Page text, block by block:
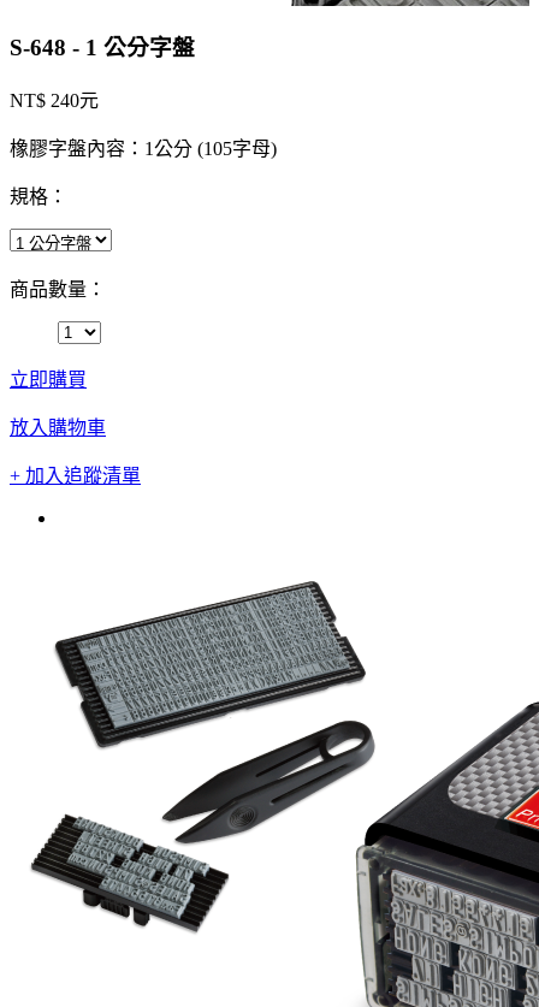
S-648 - 1 公分字盤
NT$ 240元
橡膠字盤內容：1公分 (105字母)
規格：
商品數量：
立即購買
放入購物車
+ 加入追蹤清單